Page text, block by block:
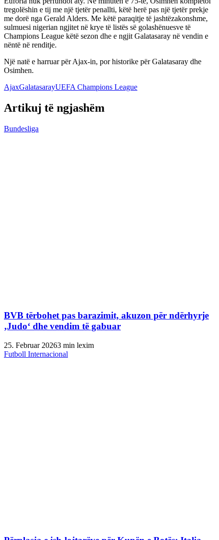
tregolëshin e tij me një tjetër penallti, këtë herë pas një tjetër prekje
me dorë nga Gerald Alders. Me këtë paraqitje të jashtëzakonshme,
sulmuesi nigerian ngjitet në krye të listës së golashënuesve të
Champions League këtë sezon dhe e ngjit Galatasaray në vendin e
nëntë në renditje.
Një natë e harruar për Ajax-in, por historike për Galatasaray dhe
Osimhen.
AjaxGalatasarayUEFA Champions League
Artikuj të ngjashëm
Bundesliga
BVB tërbohet pas barazimit, akuzon për ndërhyrje
‚Judo‘ dhe vendim të gabuar
25. Februar 20263 min lexim
Futboll Internacional